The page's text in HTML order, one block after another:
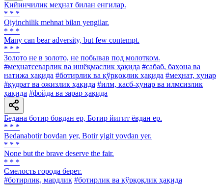
Қийинчилик меҳнат билан енгилар.
* * *
Qiyinchilik mehnat bilan yengilar.
* * *
Many can bear adversity, but few contempt.
* * *
Золото не в золото, не побывав под молотком.
#меҳнатсеварлик ва ишёқмаслик ҳақида #сабаб, баҳона ва
натижа ҳақида #ботирлик ва қўрқоқлик ҳақида #меҳнат, ҳунар
#қудрат ва ожизлик ҳақида #илм, касб-ҳунар ва илмсизлик
ҳақида #фойда ва зарар ҳақида
Бедана ботир бовдан ер, Ботир йигит ёвдан ер.
* * *
Bedanabotir bovdan yer, Botir yigit yovdan yer.
* * *
None but the brave deserve the fair.
* * *
Смелость города берет.
#ботирлик, мардлик #ботирлик ва қўрқоқлик ҳақида